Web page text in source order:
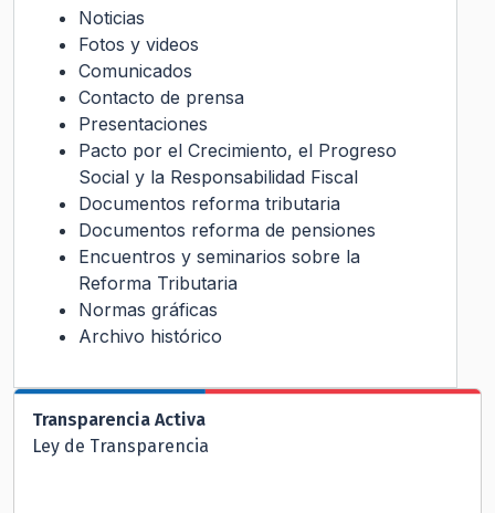
Noticias
Fotos y videos
Comunicados
Contacto de prensa
Presentaciones
Pacto por el Crecimiento, el Progreso
Social y la Responsabilidad Fiscal
Documentos reforma tributaria
Documentos reforma de pensiones
Encuentros y seminarios sobre la
Reforma Tributaria
Normas gráficas
Archivo histórico
Transparencia Activa
Ley de Transparencia